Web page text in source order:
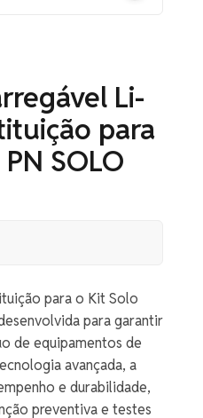
Li-
para
SOLO
para o Kit Solo
para garantir
de equipamentos de
avançada, a
e durabilidade,
preventiva e testes